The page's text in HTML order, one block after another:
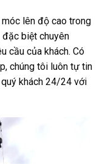
lên độ cao trong
biệt chuyên
cầu của khách. Có
chúng tôi luôn tự tin
khách 24/24 với